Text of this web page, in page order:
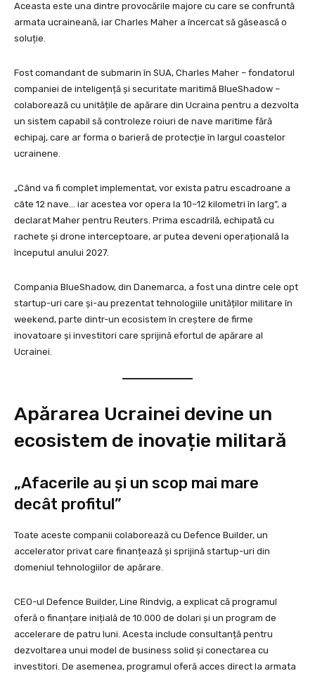
Aceasta este una dintre provocările majore cu care se confruntă
armata ucraineană, iar Charles Maher a încercat să găsească o
soluție.
Fost comandant de submarin în SUA, Charles Maher – fondatorul
companiei de inteligență și securitate maritimă BlueShadow –
colaborează cu unitățile de apărare din Ucraina pentru a dezvolta
un sistem capabil să controleze roiuri de nave maritime fără
echipaj, care ar forma o barieră de protecție în largul coastelor
ucrainene.
„Când va fi complet implementat, vor exista patru escadroane a
câte 12 nave… iar acestea vor opera la 10–12 kilometri în larg”, a
declarat Maher pentru Reuters. Prima escadrilă, echipată cu
rachete și drone interceptoare, ar putea deveni operațională la
începutul anului 2027.
Compania BlueShadow, din Danemarca, a fost una dintre cele opt
startup-uri care și-au prezentat tehnologiile unităților militare în
weekend, parte dintr-un ecosistem în creștere de firme
inovatoare și investitori care sprijină efortul de apărare al
Ucrainei.
Apărarea Ucrainei devine un
ecosistem de inovație militară
„Afacerile au și un scop mai mare
decât profitul”
Toate aceste companii colaborează cu Defence Builder, un
accelerator privat care finanțează și sprijină startup-uri din
domeniul tehnologiilor de apărare.
CEO-ul Defence Builder, Line Rindvig, a explicat că programul
oferă o finanțare inițială de 10.000 de dolari și un program de
accelerare de patru luni. Acesta include consultanță pentru
dezvoltarea unui model de business solid și conectarea cu
investitori. De asemenea, programul oferă acces direct la armata